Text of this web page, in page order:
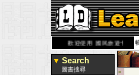
歡迎使用 國民旅遊卡！！
▼ Search
圖書搜尋
■